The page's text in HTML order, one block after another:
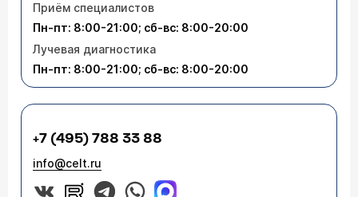
Приём специалистов
Пн-пт: 8:00-21:00; сб-вс: 8:00-20:00
Лучевая диагностика
Пн-пт: 8:00-21:00; сб-вс: 8:00-20:00
+7 (495) 788 33 88
info@celt.ru